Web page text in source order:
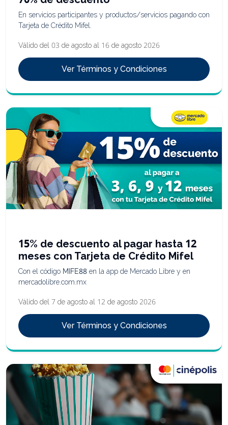
En servicios participantes y productos/servicios pagando con
Tarjeta de Crédito Mifel.
Válido del 03 de agosto al 16 de agosto 2026
Ver Términos y Condiciones
15% de descuento al pagar hasta 12
meses con Tarjeta de Crédito Mifel
Con el código MIFE88 en la app de Mercado Libre y en
mercadolibre.com.mx
Válido del 7 de agosto al 12 de agosto 2026
Ver Términos y Condiciones